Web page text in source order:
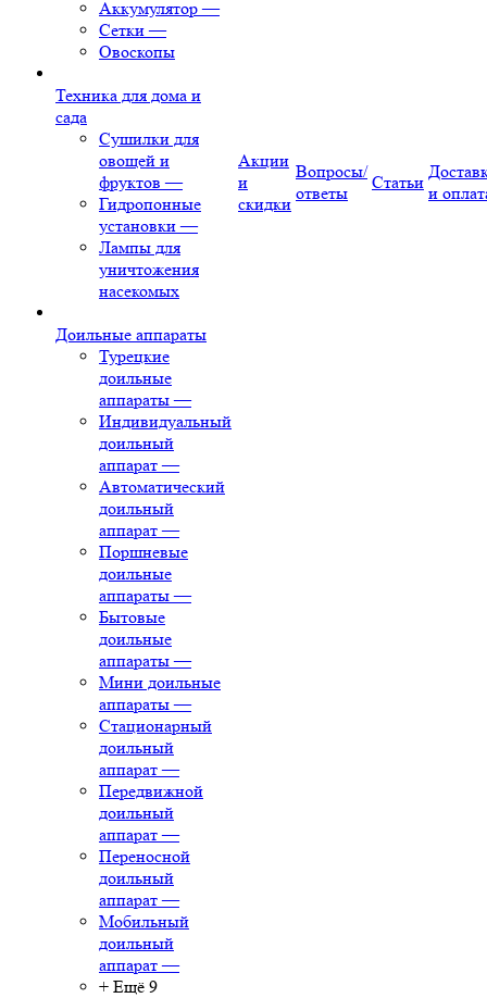
Аккумулятор —
Сетки —
Овоскопы
Техника для дома и
сада
Сушилки для
овощей и
фруктов —
Гидропонные
установки —
Лампы для
уничтожения
насекомых
Доильные аппараты
Турецкие
доильные
аппараты —
Индивидуальный
доильный
аппарат —
Автоматический
доильный
аппарат —
Поршневые
доильные
аппараты —
Бытовые
доильные
аппараты —
Мини доильные
аппараты —
Стационарный
доильный
аппарат —
Передвижной
доильный
аппарат —
Переносной
доильный
аппарат —
Мобильный
доильный
аппарат —
+ Ещё 9
Акции
и
скидки
Вопросы/
ответы
Статьи
и